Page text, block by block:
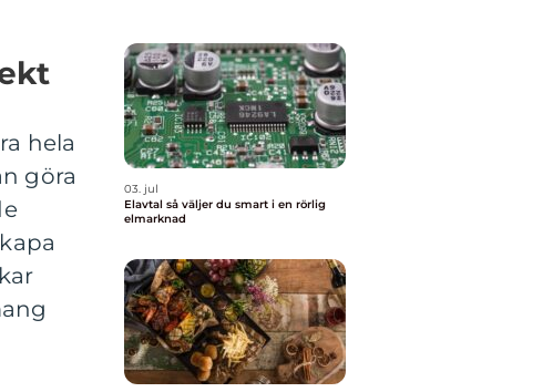
hela
göra
03. jul
Elavtal så väljer du smart i en rörlig
elmarknad